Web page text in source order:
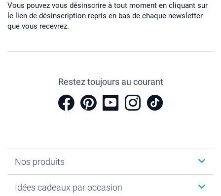
Vous pouvez vous désinscrire à tout moment en cliquant sur
le lien de désinscription repris en bas de chaque newsletter
que vous recevrez.
Restez toujours au courant
Nos produits
Calendrier photo & Agenda photo
Idées cadeaux par occasion